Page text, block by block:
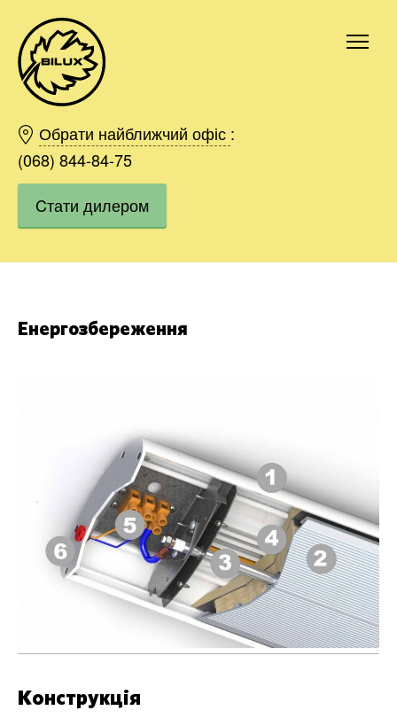
Обрати найближчий офіс :
(068) 844-84-75
Cтати дилером
Енергозбереження
Конструкція
Київ
Харків
Одесса
Дніпро
Івано-Франківськ
Область
Замовити